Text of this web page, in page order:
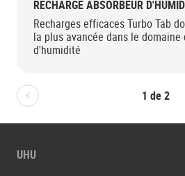
1 de2
Bolton.General.PreviousSlide
RECHARGE ABSORBEUR
Recharges efficaces Turbo Tab
la plus avancée dans le
d'humidité
UHU